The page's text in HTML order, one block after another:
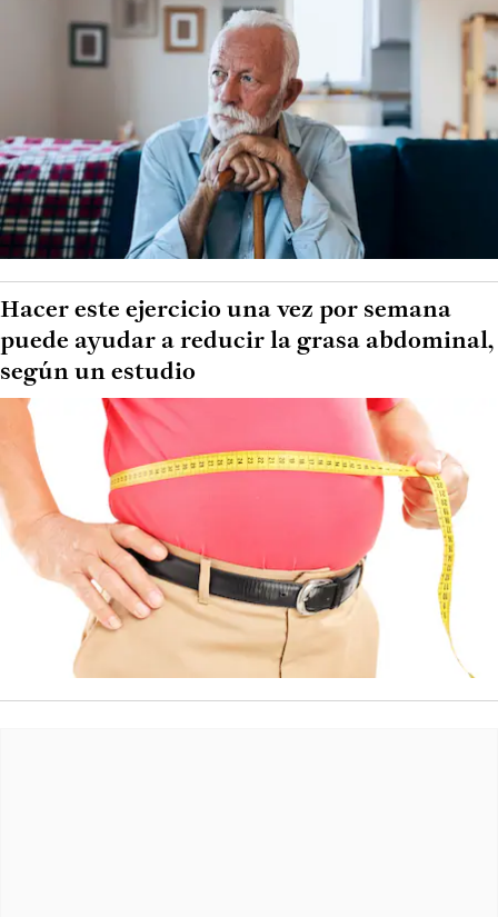
Hacer este ejercicio una vez por semana
puede ayudar a reducir la grasa abdominal,
según un estudio